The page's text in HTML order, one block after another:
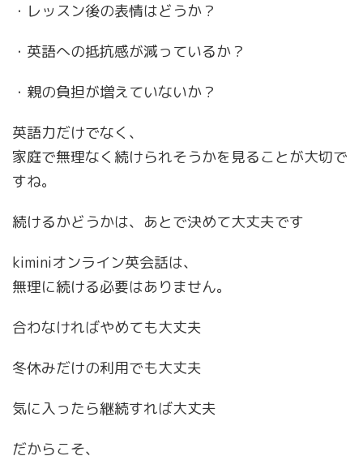
・レッスン後の表情はどうか？
・英語への抵抗感が減っているか？
・親の負担が増えていないか？
英語力だけでなく、
家庭で無理なく続けられそうかを見ることが大切で
すね。
続けるかどうかは、あとで決めて大丈夫です
kiminiオンライン英会話は、
無理に続ける必要はありません。
合わなければやめても大丈夫
冬休みだけの利用でも大丈夫
気に入ったら継続すれば大丈夫
だからこそ、